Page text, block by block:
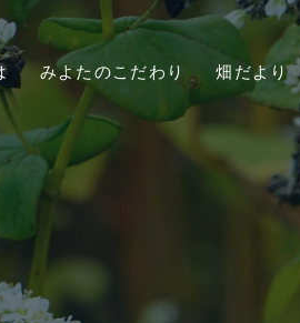
みよたのこだわり 畑だより